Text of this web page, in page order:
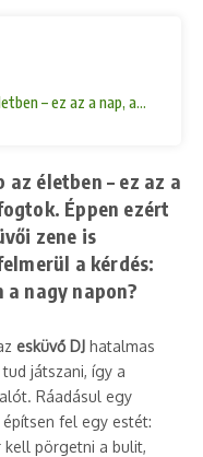
– ez az a nap, amire
az életben – ez az a
Éppen ezért
zene is
a kérdés:
a nagy napon?
esküvő DJ hatalmas
játszani, így a
Ráadásul egy
fel egy estét:
kell pörgetni a bulit,